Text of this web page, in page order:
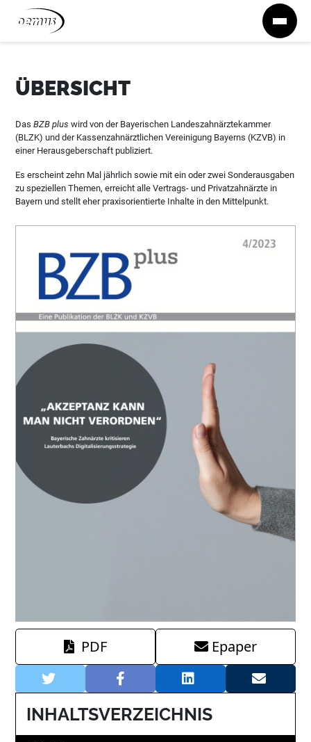
Zum Inhalt springen
ÜBERSICHT
DasBZB plus wird von der Bayerischen Landeszahnärztekammer
(BLZK) und der Kassenzahnärztlichen Vereinigung Bayerns (KZVB) in
einer Herausgeberschaft publiziert.
Es erscheint zehn Mal jährlich sowie mit ein oder zwei Sonderausgaben
zu speziellen Themen, erreicht alle Vertrags- und Privatzahnärzte in
Bayern und stellt eher praxisorientierte Inhalte in den Mittelpunkt.
PDF Epaper
INHALTSVERZEICHNIS